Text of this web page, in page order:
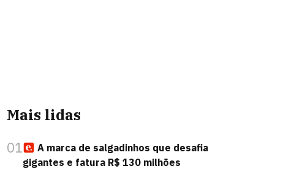
Mais lidas
01
A marca de salgadinhos que desafia
gigantes e fatura R$ 130 milhões